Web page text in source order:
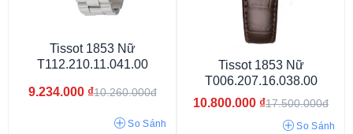
Từ 3 - 6 triệu Từ 6 - 9 triệu Từ 9 - 15 triệu Từ 15 - 30 triệu
Tissot 1853 Nữ
T112.210.11.041.00
9.234.000 ₫10.260.000đ
So Sánh
Tissot 1853 Nữ
T006.207.16.038.00
10.800.000 ₫17.500.000đ
So Sánh